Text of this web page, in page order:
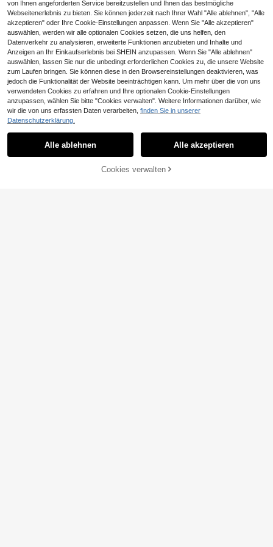
nkaufen, Streetwear, Ausgehen, Y2
K, Y3K, leicht kombinierbar und figu
rschmeichlerisch
GlowEve CURVE Damen Oversize
Bodysuit mit Leopard Muster, Mesh
-Schulterausschnitt und Langarm
10
mpsuit für Damen in Große Größen
5 übrig
CHF14
ZUM WARENKORB HINZUFÜGEN
von Ihnen angeforderten Service bereitzustellen und Ihnen das bestmögliche
Webseitenerlebnis zu bieten. Sie können jederzeit nach Ihrer Wahl "Alle ablehnen", "Alle
akzeptieren" oder Ihre Cookie-Einstellungen anpassen. Wenn Sie "Alle akzeptieren"
auswählen, werden wir alle optionalen Cookies setzen, die uns helfen, den
Datenverkehr zu analysieren, erweiterte Funktionen anzubieten und Inhalte und
Anzeigen an Ihr Einkaufserlebnis bei SHEIN anzupassen. Wenn Sie "Alle ablehnen"
auswählen, lassen Sie nur die unbedingt erforderlichen Cookies zu, die unsere Website
zum Laufen bringen. Sie können diese in den Browsereinstellungen deaktivieren, was
jedoch die Funktionalität der Website beeinträchtigen kann. Um mehr über die von uns
verwendeten Cookies zu erfahren und Ihre optionalen Cookie-Einstellungen
anzupassen, wählen Sie bitte "Cookies verwalten". Weitere Informationen darüber, wie
wir die von uns erfassten Daten verarbeiten, finden Sie in unserer
Datenschutzerklärung.
Alle ablehnen Alle akzeptieren
Cookies verwalten